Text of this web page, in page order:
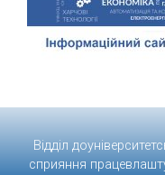
Відділ
сприяння